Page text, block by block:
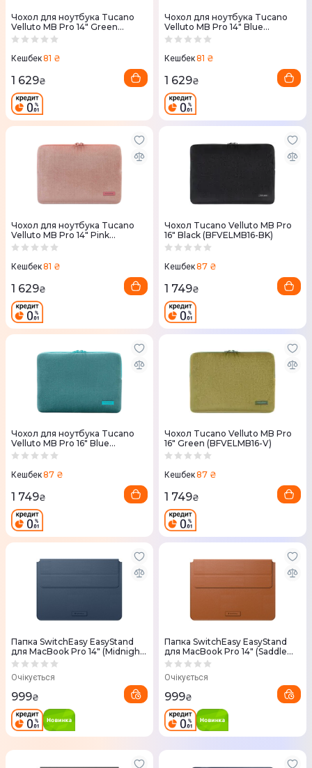
Чохол для ноутбука Tucano
Velluto MB Pro 14" Green
(BFVELMB14-V)
Кешбек81 ₴
1 629₴
Чохол для ноутбука Tucano
Velluto MB Pro 14" Blue
(BFVELMB14-P)
Кешбек81 ₴
1 629₴
Чохол для ноутбука Tucano
Velluto MB Pro 14" Pink
(BFVELMB14-PK)
Кешбек81 ₴
1 629₴
Чохол Tucano Velluto MB Pro
16" Black (BFVELMB16-BK)
Кешбек87 ₴
1 749₴
Чохол для ноутбука Tucano
Velluto MB Pro 16" Blue
(BFVELMB16-P)
Кешбек87 ₴
1 749₴
Чохол Tucano Velluto MB Pro
16" Green (BFVELMB16-V)
Кешбек87 ₴
1 749₴
Папка SwitchEasy EasyStand
для MacBook Pro 14" (Midnight
Blue) GS-105-232-201-63
Очікується
999₴
Папка SwitchEasy EasyStand
для MacBook Pro 14" (Saddle
Brown) GS-105-232-201-146
Очікується
999₴